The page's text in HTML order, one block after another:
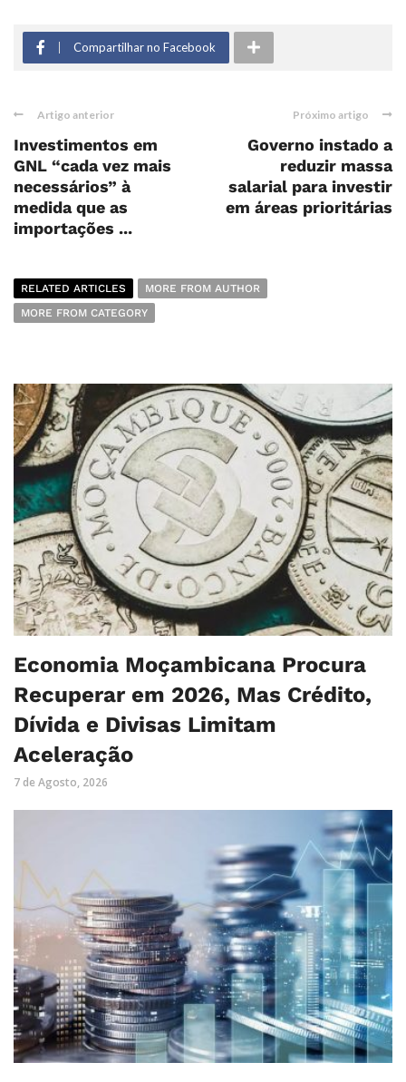
Compartilhar no Facebook
Artigo anterior
Investimentos em
GNL “cada vez mais
necessários” à
medida que as
importações ...
Próximo artigo
Governo instado a
reduzir massa
salarial para investir
em áreas prioritárias
RELATED ARTICLES
MORE FROM AUTHOR
MORE FROM CATEGORY
Economia Moçambicana Procura
Recuperar em 2026, Mas Crédito,
Dívida e Divisas Limitam
Aceleração
7 de Agosto, 2026